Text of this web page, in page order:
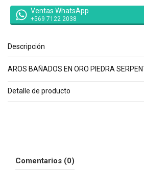
Ventas WhatsApp
+569 7122 2038
Descripción
AROS BAÑADOS EN ORO PIEDRA
Detalle de producto
Comentarios (0)